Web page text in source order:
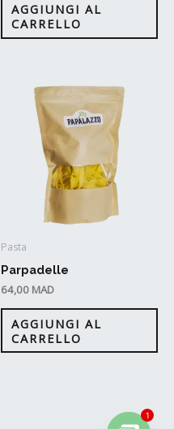
AGGIUNGI AL
CARRELLO
Pasta
Parpadelle
64,00 MAD
AGGIUNGI AL
CARRELLO
1